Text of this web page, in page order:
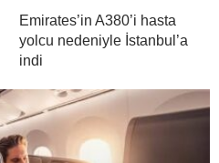
Emirates’in A380’i hasta
yolcu nedeniyle İstanbul’a
indi